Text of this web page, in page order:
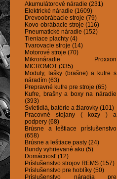
Akumulátorové náradie (231)
Elektrické náradie (1609)
Drevoobrábacie stroje (79)
Kovo-obrábacie stroje (116)
Pneumatické náradie (152)
Tieniace plachty (4)
Tvarovacie stroje (14)
Motorové stroje (70)
Mikronáradie Proxxon
MICROMOT (335)
Moduly, tašky (brašne) a kufre s
náradím (63)
Prepravné kufre pre stroje (65)
Kufre, brašny a boxy na náradie
(393)
Svietidlá, batérie a žiarovky (101)
Pracovné stojany ( kozy ) a
podpery (68)
Brúsne a leštiace príslušenstvo
(658)
Brúsne a leštiace pasty (24)
Bundy vyhrievané aku (5)
Domácnosť (12)
Príslušenstvo strojov REMS (157)
Príslušenstvo pre hoblíky (50)
Príslušenstvo náradia pre